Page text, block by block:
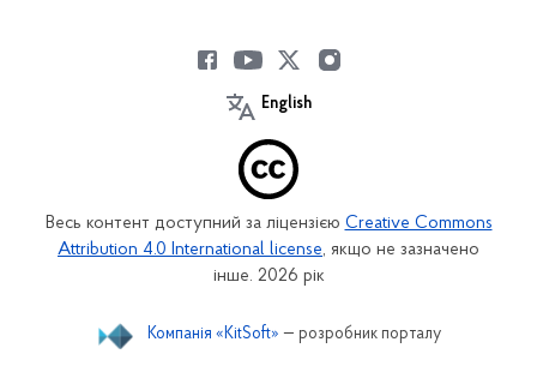
English
Весь контент доступний за ліцензією Creative Commons
Attribution 4.0 International license, якщо не зазначено
інше. 2026 рік
Компанія «KitSoft» — розробник порталу